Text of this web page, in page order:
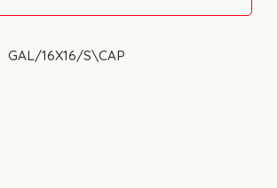
GAL/16X16/S\CAP